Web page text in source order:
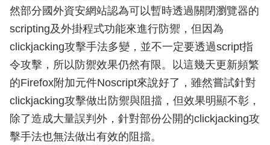
然部分國外資安網站認為可以暫時透過關閉瀏覽器的
scripting及外掛程式功能來進行防禦，但因為
clickjacking攻擊手法多變，並不一定要透過script指
令攻擊，所以防禦效果仍然有限。以這幾天更新頻繁
的Firefox附加元件Noscript來說好了，雖然嘗試針對
clickjacking攻擊做出防禦與阻擋，但效果明顯不彰，
除了造成大量誤判外，針對部份公開的clickjacking攻
擊手法也無法做出有效的阻擋。